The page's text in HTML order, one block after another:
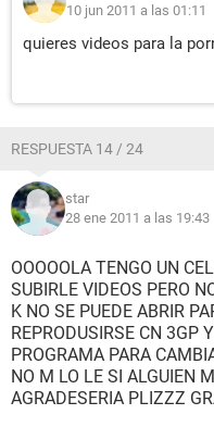
10 jun 2011 a las 01:11
quieres videos para la
RESPUESTA 14 / 24
star
28 ene 2011 a las 19:43
OOOOOLA TENGO UN
SUBIRLE VIDEOS PERO
K NO SE PUEDE ABRIR
REPRODUSIRSE CN 3GP
PROGRAMA PARA
NO M LO LE SI ALGUIEN
AGRADESERIA PLIZZZ